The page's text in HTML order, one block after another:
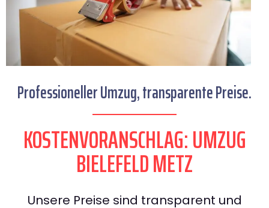
Professioneller Umzug, transparente Preise.
KOSTENVORANSCHLAG: UMZUG
BIELEFELD METZ
Unsere Preise sind transparent und